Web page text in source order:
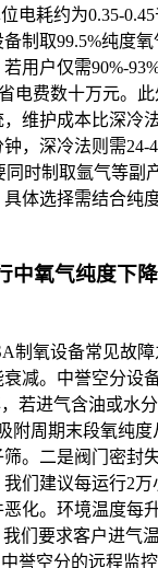
电耗约为0.35-
制取99.5%纯度
用户仅需90%-
电费数十万元。
维护成本比深冷
，深冷法则需24-
同时制取氩气等副
体选择需结合纯
中氧气纯度下
制氧设备常见故
减。中誉空分设
若进气含油或水
附周期末段氧纯度
。二是阀门密封
们建议每运行2
化。环境温度每
们要求客户进气
誉空分的远程监